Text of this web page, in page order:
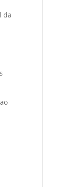
da